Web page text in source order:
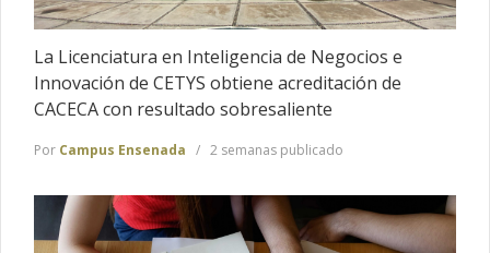
La Licenciatura en Inteligencia de Negocios e
Innovación de CETYS obtiene acreditación de
CACECA con resultado sobresaliente
Por Campus Ensenada 2 semanas publicado